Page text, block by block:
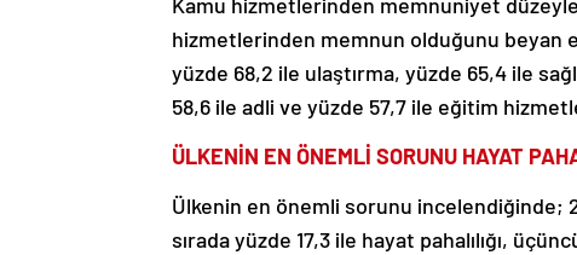
hizmetlerinden memnun olduğunu beyan
yüzde 68,2 ile ulaştırma, yüzde 65,4 ile
58,6 ile adli ve yüzde 57,7 ile eğitim
ÜLKENİN EN ÖNEMLİ SORUNU HAYAT
Ülkenin en önemli sorunu incelendiğinde;
sırada yüzde 17,3 ile hayat pahalılığı,